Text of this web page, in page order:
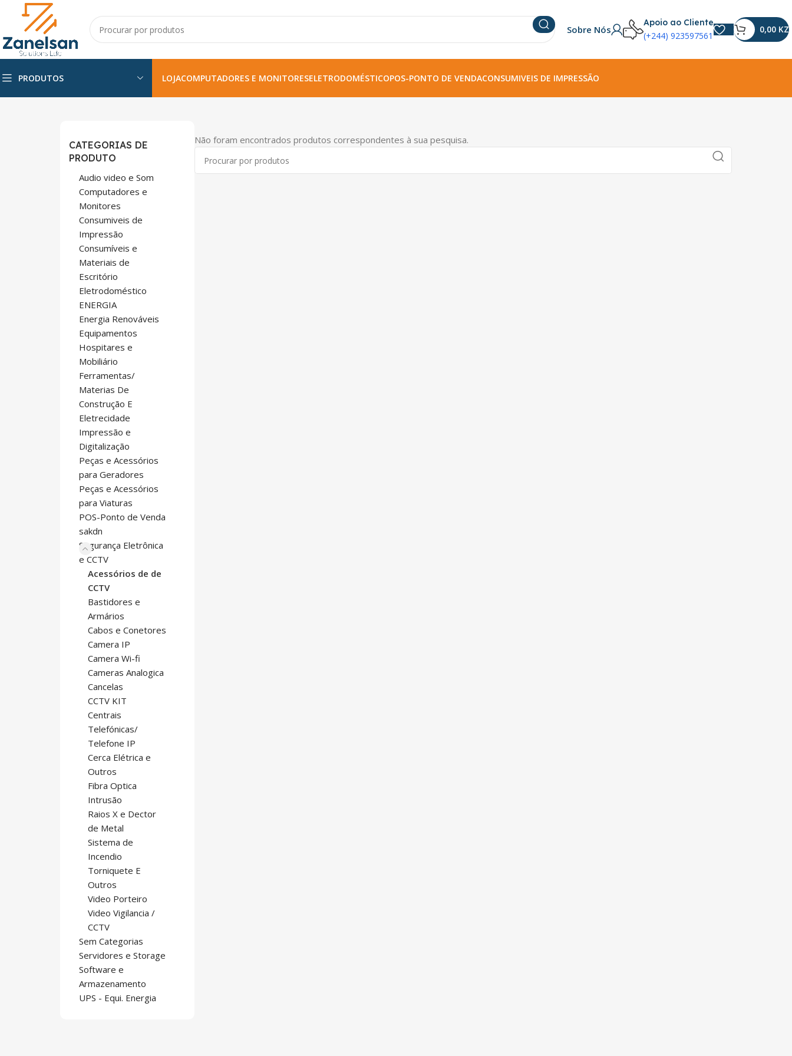
Sobre Nós
Apoio ao Cliente
(+244) 923597561
0,00 KZ
PRODUTOS LOJACOMPUTADORES E MONITORESELETRODOMÉSTICOPOS-PONTO DE VENDACONSUMIVEIS DE IMPRESSÃO
CATEGORIAS DE
PRODUTO
Audio video e Som
Computadores e
Monitores
Consumiveis de
Impressão
Consumíveis e
Materiais de
Escritório
Eletrodoméstico
ENERGIA
Energia Renováveis
Equipamentos
Hospitares e
Mobiliário
Ferramentas/
Materias De
Construção E
Eletrecidade
Impressão e
Digitalização
Peças e Acessórios
para Geradores
Peças e Acessórios
para Viaturas
POS-Ponto de Venda
sakdn
Segurança Eletrônica
e CCTV
Acessórios de de
CCTV
Bastidores e
Armários
Cabos e Conetores
Camera IP
Camera Wi-fi
Cameras Analogica
Cancelas
CCTV KIT
Centrais
Telefónicas/
Telefone IP
Cerca Elétrica e
Outros
Fibra Optica
Intrusão
Raios X e Dector
de Metal
Sistema de
Incendio
Torniquete E
Outros
Video Porteiro
Video Vigilancia /
CCTV
Sem Categorias
Servidores e Storage
Software e
Armazenamento
UPS - Equi. Energia
Não foram encontrados produtos correspondentes à sua pesquisa.